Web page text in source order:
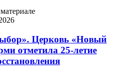
Церковь «Новый
отметила 25-летие